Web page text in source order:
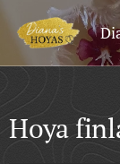
Hoya